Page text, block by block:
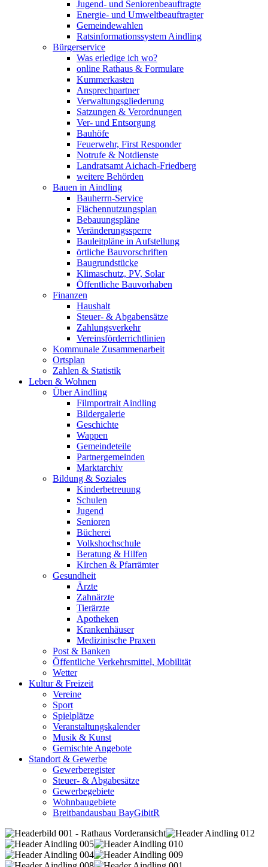
Jugend- und Seniorenbeauftragte
Energie- und Umweltbeauftragter
Gemeindewahlen
Ratsinformationssystem Aindling
Bürgerservice
Was erledige ich wo?
online Rathaus & Formulare
Kummerkasten
Ansprechpartner
Verwaltungsgliederung
Satzungen & Verordnungen
Ver- und Entsorgung
Bauhöfe
Feuerwehr, First Responder
Notrufe & Notdienste
Landratsamt Aichach-Friedberg
weitere Behörden
Bauen in Aindling
Bauherrn-Service
Flächennutzungsplan
Bebauungspläne
Veränderungssperre
Bauleitpläne in Aufstellung
örtliche Bauvorschriften
Baugrundstücke
Klimaschutz, PV, Solar
Öffentliche Bauvorhaben
Finanzen
Haushalt
Steuer- & Abgabensätze
Zahlungsverkehr
Vereinsförderrichtlinien
Kommunale Zusammenarbeit
Ortsplan
Zahlen & Statistik
Leben & Wohnen
Über Aindling
Filmportrait Aindling
Bildergalerie
Geschichte
Wappen
Gemeindeteile
Partnergemeinden
Marktarchiv
Bildung & Soziales
Kinderbetreuung
Schulen
Jugend
Senioren
Bücherei
Volkshochschule
Beratung & Hilfen
Kirchen & Pfarrämter
Gesundheit
Ärzte
Zahnärzte
Tierärzte
Apotheken
Krankenhäuser
Medizinische Praxen
Post & Banken
Öffentliche Verkehrsmittel, Mobilität
Wetter
Kultur & Freizeit
Vereine
Sport
Spielplätze
Veranstaltungskalender
Musik & Kunst
Gemischte Angebote
Standort & Gewerbe
Gewerberegister
Steuer- & Abgabesätze
Gewerbegebiete
Wohnbaugebiete
Breitbandausbau BayGibitR